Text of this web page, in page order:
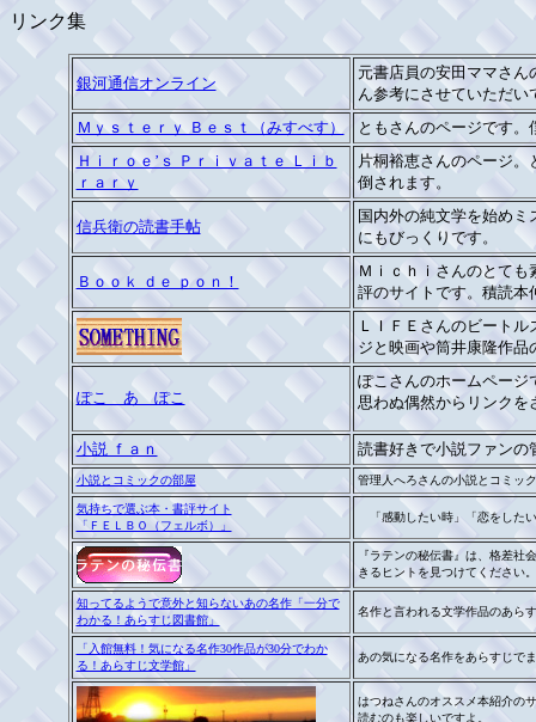
リンク集
銀河通信オンライン
元書店員の安田ママさ
ん参考にさせていただい
Ｍｙｓｔｅｒｙ Ｂｅｓｔ（みすべす）
ともさんのページです
Ｈｉｒｏｅ’ｓ Ｐｒｉｖａｔｅ Ｌｉｂ
ｒａｒｙ
片桐裕恵さんのページ
倒されます。
信兵衛の読書手帖
国内外の純文学を始め
にもびっくりです。
Ｂｏｏｋ ｄｅ ｐｏｎ！
Ｍｉｃｈｉさんのとて
評のサイトです。積読本
ＬＩＦＥさんのビート
ジと映画や筒井康隆作品
ぽこ あ ぽこ
ぽこさんのホームページ
思わぬ偶然からリンクを
小説 ｆａｎ 読書好きで小説ファンの
小説とコミックの部屋 管理人へろさんの小説とコミッ
気持ちで選ぶ本・書評サイト
「ＦＥＬＢＯ（フェルボ）」
「感動したい時」「恋をした
『ラテンの秘伝書』は、格差社
きるヒントを見つけてください。
知ってるようで意外と知らないあの名作「一分で
わかる！あらすじ図書館」
名作と言われる文学作品のあら
「入館無料！気になる名作30作品が30分でわか
る！あらすじ文学館」
あの気になる名作をあらすじで
はつねさんのオススメ本紹介の
読むのも楽しいですよ。